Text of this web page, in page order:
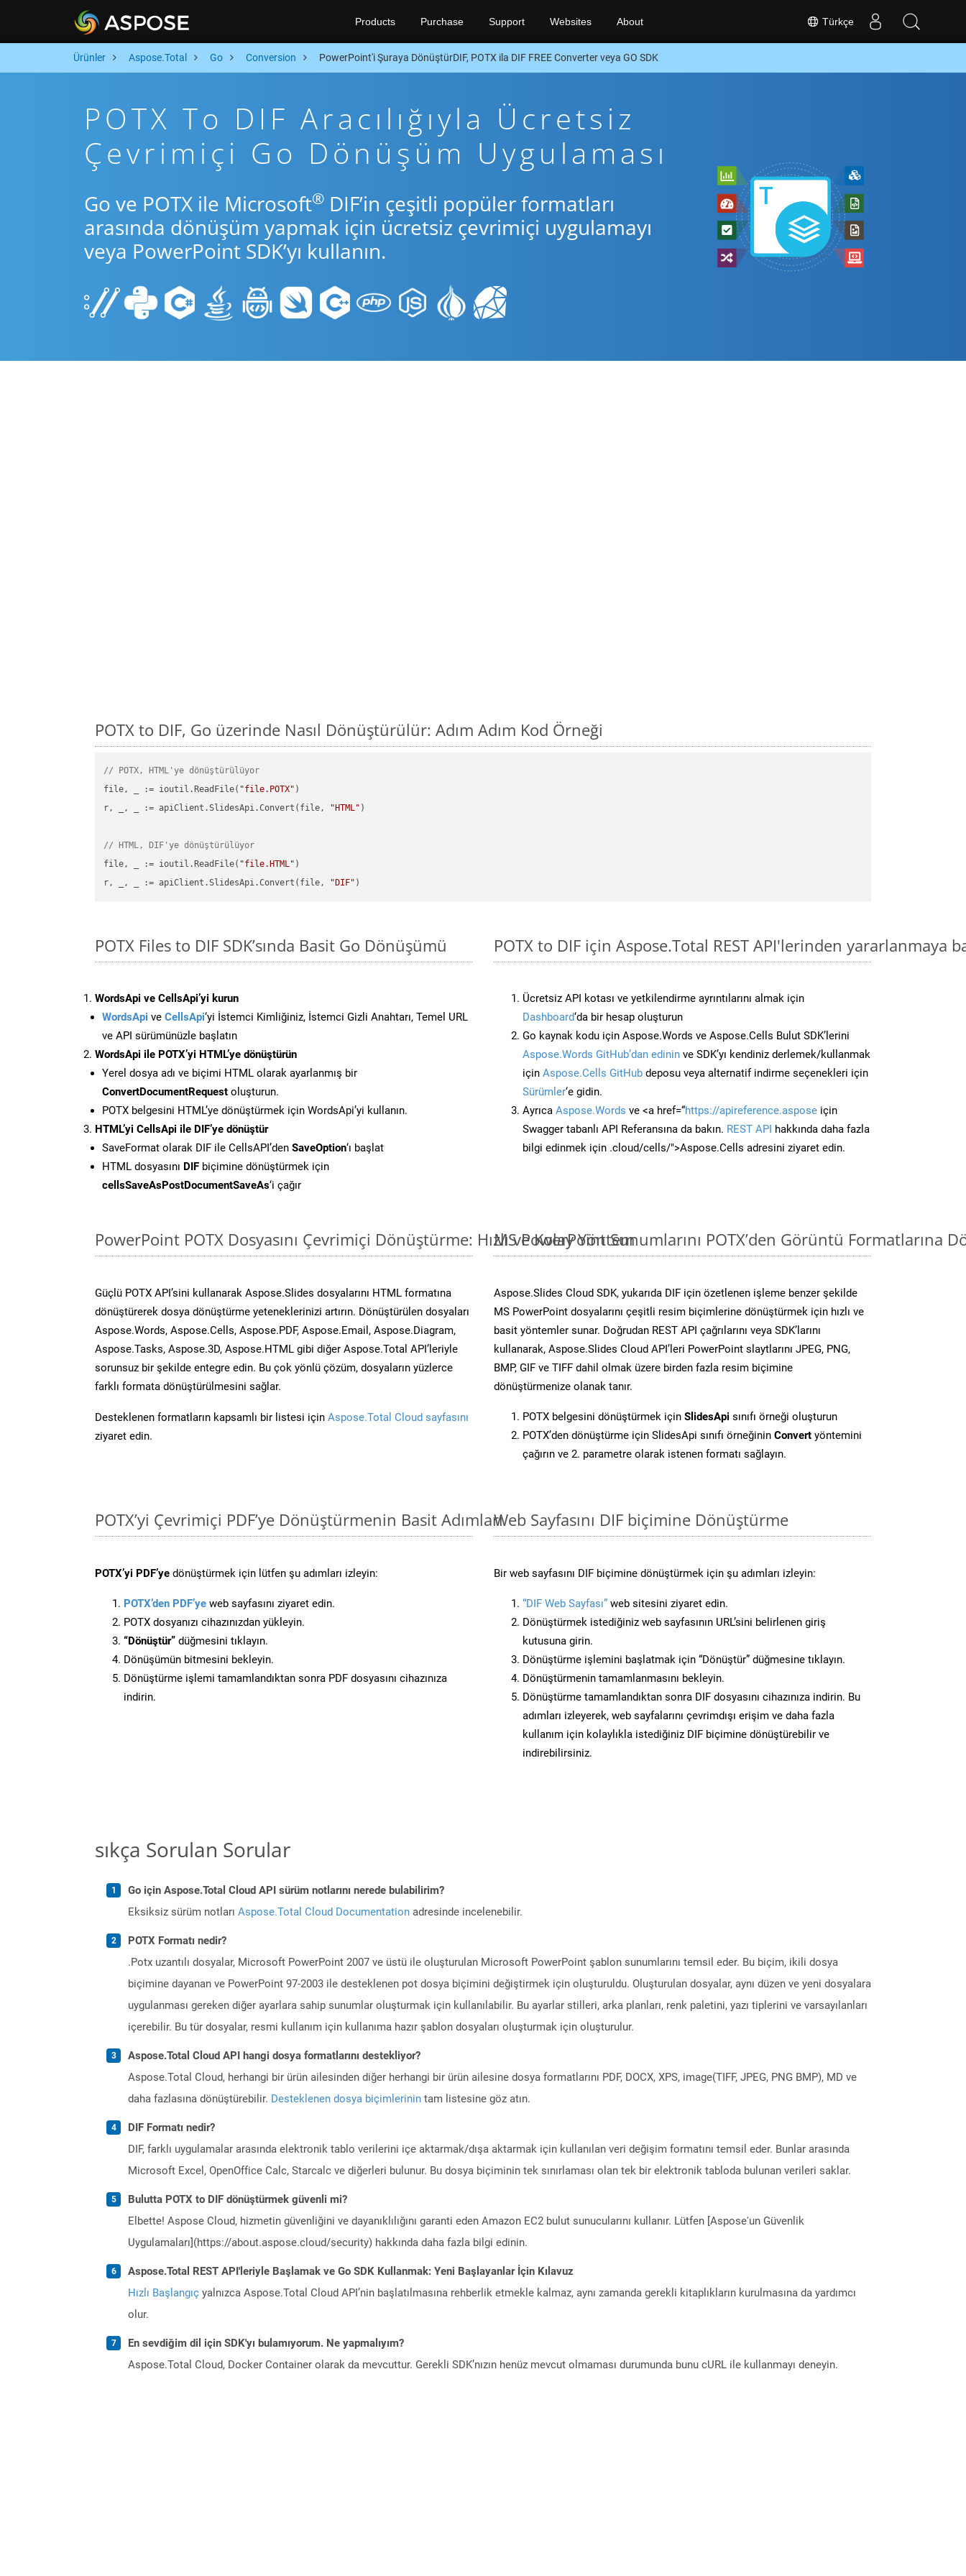
Türkçe
Products Purchase Support Websites About
Ürünler Aspose.Total Go Conversion PowerPoint'i Şuraya DönüştürDIF, POTX ila DIF FREE Converter veya GO SDK
POTX To DIF Aracılığıyla Ücretsiz
Çevrimiçi Go Dönüşüm Uygulaması
Go ve POTX ile Microsoft® DIF’in çeşitli popüler formatları
arasında dönüşüm yapmak için ücretsiz çevrimiçi uygulamayı
veya PowerPoint SDK’yı kullanın.
POTX to DIF, Go üzerinde Nasıl Dönüştürülür: Adım Adım Kod Örneği
// POTX, HTML'ye dönüştürülüyor
file, _ := ioutil.ReadFile( "file.POTX" )
r, _, _ := apiClient.SlidesApi.Convert(file,
"HTML" )
// HTML, DIF'ye dönüştürülüyor
file, _ := ioutil.ReadFile( "file.HTML" )
r, _, _ := apiClient.SlidesApi.Convert(file,
"DIF"
POTX Files to DIF SDK’sında Basit Go Dönüşümü
WordsApi ve CellsApi’yi kurun
WordsApi ve CellsApi‘yi İstemci Kimliğiniz, İstemci Gizli Anahtarı, Temel URL
ve API sürümünüzle başlatın
WordsApi ile POTX’yi HTML’ye dönüştürün
Yerel dosya adı ve biçimi HTML olarak ayarlanmış bir
ConvertDocumentRequest oluşturun.
POTX belgesini HTML’ye dönüştürmek için WordsApi’yi kullanın.
HTML’yi CellsApi ile DIF’ye dönüştür
SaveFormat olarak DIF ile CellsAPI’den SaveOption‘ı başlat
HTML dosyasını DIF biçimine dönüştürmek için
cellsSaveAsPostDocumentSaveAs‘i çağır
POTX to DIF için Aspose.Total REST API'lerinden yararlanmaya
Ücretsiz API kotası ve yetkilendirme ayrıntılarını almak için
Dashboard‘da bir hesap oluşturun
Go kaynak kodu için Aspose.Words ve Aspose.Cells Bulut SDK’lerini
Aspose.Words GitHub’dan edinin ve SDK’yı kendiniz derlemek/kullanmak
için Aspose.Cells GitHub deposu veya alternatif indirme seçenekleri için
Sürümler‘e gidin.
Ayrıca Aspose.Words ve <a href=“https://apireference.aspose için
Swagger tabanlı API Referansına da bakın. REST API hakkında daha fazla
bilgi edinmek için .cloud/cells/">Aspose.Cells adresini ziyaret edin.
PowerPoint POTX Dosyasını Çevrimiçi Dönüştürme: Hızlı ve Kolay Yöntem
Güçlü POTX API’sini kullanarak Aspose.Slides dosyalarını HTML formatına
dönüştürerek dosya dönüştürme yeteneklerinizi artırın. Dönüştürülen dosyaları
Aspose.Words, Aspose.Cells, Aspose.PDF, Aspose.Email, Aspose.Diagram,
Aspose.Tasks, Aspose.3D, Aspose.HTML gibi diğer Aspose.Total API’leriyle
sorunsuz bir şekilde entegre edin. Bu çok yönlü çözüm, dosyaların yüzlerce
farklı formata dönüştürülmesini sağlar.
Desteklenen formatların kapsamlı bir listesi için Aspose.Total Cloud sayfasını
ziyaret edin.
MS PowerPoint Sunumlarını POTX’den Görüntü Formatlarına
Aspose.Slides Cloud SDK, yukarıda DIF için özetlenen işleme benzer şekilde
MS PowerPoint dosyalarını çeşitli resim biçimlerine dönüştürmek için hızlı ve
basit yöntemler sunar. Doğrudan REST API çağrılarını veya SDK’larını
kullanarak, Aspose.Slides Cloud API’leri PowerPoint slaytlarını JPEG, PNG,
BMP, GIF ve TIFF dahil olmak üzere birden fazla resim biçimine
dönüştürmenize olanak tanır.
POTX belgesini dönüştürmek için SlidesApi sınıfı örneği oluşturun
POTX’den dönüştürme için SlidesApi sınıfı örneğinin Convert yöntemini
çağırın ve 2. parametre olarak istenen formatı sağlayın.
POTX’yi Çevrimiçi PDF’ye Dönüştürmenin Basit Adımları
POTX’yi PDF’ye dönüştürmek için lütfen şu adımları izleyin:
POTX’den PDF’ye web sayfasını ziyaret edin.
POTX dosyanızı cihazınızdan yükleyin.
“Dönüştür” düğmesini tıklayın.
Dönüşümün bitmesini bekleyin.
Dönüştürme işlemi tamamlandıktan sonra PDF dosyasını cihazınıza
indirin.
Web Sayfasını DIF biçimine Dönüştürme
Bir web sayfasını DIF biçimine dönüştürmek için şu adımları izleyin:
“DIF Web Sayfası” web sitesini ziyaret edin.
Dönüştürmek istediğiniz web sayfasının URL’sini belirlenen giriş
kutusuna girin.
Dönüştürme işlemini başlatmak için “Dönüştür” düğmesine tıklayın.
Dönüştürmenin tamamlanmasını bekleyin.
Dönüştürme tamamlandıktan sonra DIF dosyasını cihazınıza indirin. Bu
adımları izleyerek, web sayfalarını çevrimdışı erişim ve daha fazla
kullanım için kolaylıkla istediğiniz DIF biçimine dönüştürebilir ve
indirebilirsiniz.
sıkça Sorulan Sorular
Go için Aspose.Total Cloud API sürüm notlarını nerede bulabilirim?
Eksiksiz sürüm notları Aspose.Total Cloud Documentation adresinde incelenebilir.
POTX Formatı nedir?
.Potx uzantılı dosyalar, Microsoft PowerPoint 2007 ve üstü ile oluşturulan Microsoft PowerPoint şablon sunumlarını temsil eder. Bu biçim, ikili dosya
biçimine dayanan ve PowerPoint 97-2003 ile desteklenen pot dosya biçimini değiştirmek için oluşturuldu. Oluşturulan dosyalar, aynı düzen ve yeni dosyalara
uygulanması gereken diğer ayarlara sahip sunumlar oluşturmak için kullanılabilir. Bu ayarlar stilleri, arka planları, renk paletini, yazı tiplerini ve varsayılanları
içerebilir. Bu tür dosyalar, resmi kullanım için kullanıma hazır şablon dosyaları oluşturmak için oluşturulur.
Aspose.Total Cloud API hangi dosya formatlarını destekliyor?
Aspose.Total Cloud, herhangi bir ürün ailesinden diğer herhangi bir ürün ailesine dosya formatlarını PDF, DOCX, XPS, image(TIFF, JPEG, PNG BMP), MD ve
daha fazlasına dönüştürebilir. Desteklenen dosya biçimlerinin tam listesine göz atın.
DIF Formatı nedir?
DIF, farklı uygulamalar arasında elektronik tablo verilerini içe aktarmak/dışa aktarmak için kullanılan veri değişim formatını temsil eder. Bunlar arasında
Microsoft Excel, OpenOffice Calc, Starcalc ve diğerleri bulunur. Bu dosya biçiminin tek sınırlaması olan tek bir elektronik tabloda bulunan verileri saklar.
Bulutta POTX to DIF dönüştürmek güvenli mi?
Elbette! Aspose Cloud, hizmetin güvenliğini ve dayanıklılığını garanti eden Amazon EC2 bulut sunucularını kullanır. Lütfen [Aspose'un Güvenlik
Uygulamaları](https://about.aspose.cloud/security) hakkında daha fazla bilgi edinin.
Aspose.Total REST API'leriyle Başlamak ve Go SDK Kullanmak: Yeni Başlayanlar İçin Kılavuz
Hızlı Başlangıç yalnızca Aspose.Total Cloud API’nin başlatılmasına rehberlik etmekle kalmaz, aynı zamanda gerekli kitaplıkların kurulmasına da yardımcı
olur.
En sevdiğim dil için SDK'yı bulamıyorum. Ne yapmalıyım?
Aspose.Total Cloud, Docker Container olarak da mevcuttur. Gerekli SDK’nızın henüz mevcut olmaması durumunda bunu cURL ile kullanmayı deneyin.